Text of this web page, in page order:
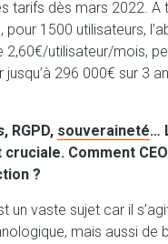
tarifs dès mars 2022. A
1500 utilisateurs,
2,60€/utilisateur/mois,
jusqu’à 296 000€ sur 3
, RGPD, souveraineté…
Comment
?
un vaste sujet car il
mais aussi de